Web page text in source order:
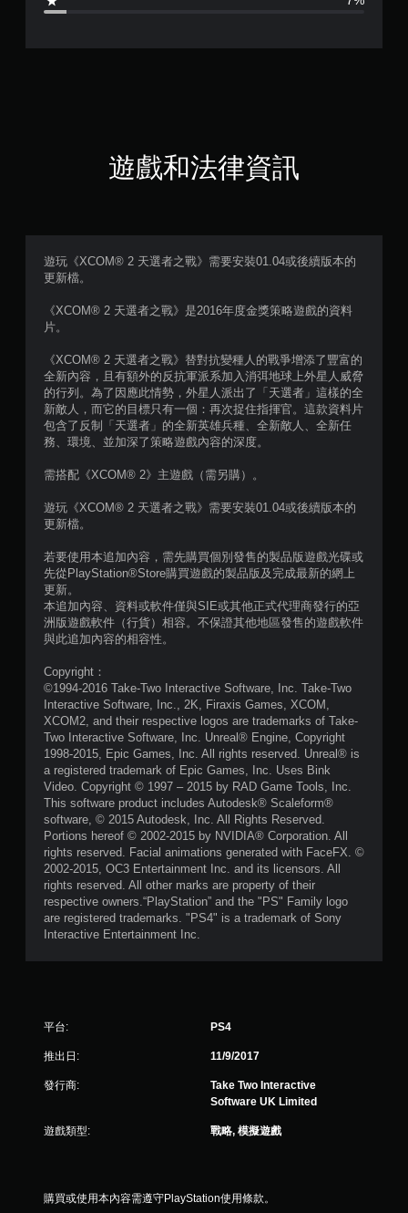
6
分
星
）
，
1
1
則
評
遊戲和法律資訊
遊玩《XCOM® 2 天選者之戰》需要安裝01.04或後續版本的
更新檔。
《XCOM® 2 天選者之戰》是2016年度金獎策略遊戲的資料
片。
《XCOM® 2 天選者之戰》替對抗變種人的戰爭增添了豐富的
全新內容，且有額外的反抗軍派系加入消弭地球上外星人威脅
的行列。為了因應此情勢，外星人派出了「天選者」這樣的全
新敵人，而它的目標只有一個：再次捉住指揮官。這款資料片
包含了反制「天選者」的全新英雄兵種、全新敵人、全新任
務、環境、並加深了策略遊戲內容的深度。
需搭配《XCOM® 2》主遊戲（需另購）。
遊玩《XCOM® 2 天選者之戰》需要安裝01.04或後續版本的
更新檔。
若要使用本追加內容，需先購買個別發售的製品版遊戲光碟或
先從PlayStation®Store購買遊戲的製品版及完成最新的網上
更新。
本追加內容、資料或軟件僅與SIE或其他正式代理商發行的亞
洲版遊戲軟件（行貨）相容。不保證其他地區發售的遊戲軟件
與此追加內容的相容性。
Copyright：
©1994-2016 Take-Two Interactive Software, Inc. Take-Two
Interactive Software, Inc., 2K, Firaxis Games, XCOM,
XCOM2, and their respective logos are trademarks of Take-
Two Interactive Software, Inc. Unreal® Engine, Copyright
1998-2015, Epic Games, Inc. All rights reserved. Unreal® is
a registered trademark of Epic Games, Inc. Uses Bink
Video. Copyright © 1997 – 2015 by RAD Game Tools, Inc.
This software product includes Autodesk® Scaleform®
software, © 2015 Autodesk, Inc. All Rights Reserved.
Portions hereof © 2002-2015 by NVIDIA® Corporation. All
rights reserved. Facial animations generated with FaceFX. ©
2002-2015, OC3 Entertainment Inc. and its licensors. All
rights reserved. All other marks are property of their
respective owners.“PlayStation” and the "PS" Family logo
are registered trademarks. "PS4" is a trademark of Sony
Interactive Entertainment Inc.
平台: PS4
推出日: 11/9/2017
發行商:
Take Two Interactive
Software UK Limited
遊戲類型: 戰略, 模擬遊戲
購買或使用本內容需遵守PlayStation使用條款。